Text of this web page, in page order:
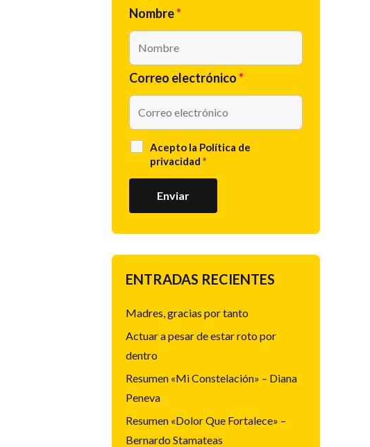
Nombre*
Correo electrónico*
Acepto la Política de
privacidad *
ENTRADAS RECIENTES
Madres, gracias por tanto
Actuar a pesar de estar roto por
dentro
Resumen «Mi Constelación» – Diana
Peneva
Resumen «Dolor Que Fortalece» –
Bernardo Stamateas